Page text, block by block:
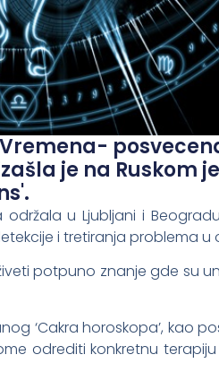
je na Ruskom
održala u Ljubljani i
i tretiranja problema u
potpuno znanje gde su
‘Cakra horoskopa’, kao
odrediti konkretnu